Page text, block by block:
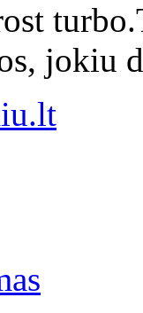
jokiu